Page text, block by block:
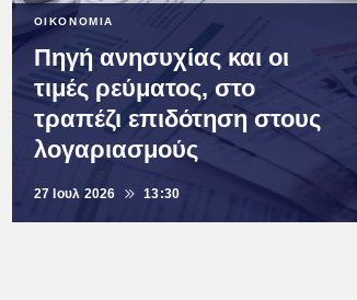
ΟΙΚΟΝΟΜΙΑ
Πηγή ανησυχίας και οι
τιμές ρεύματος, στο
τραπέζι επιδότηση στους
λογαριασμούς
27 Ιουλ 2026 13:30